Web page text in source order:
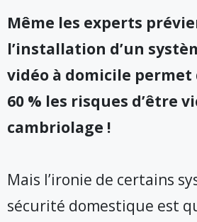
Même les experts
l’installation d’un
vidéo à domicile permet
60 % les risques d’être
cambriolage !
Mais l’ironie de certains
sécurité domestique est